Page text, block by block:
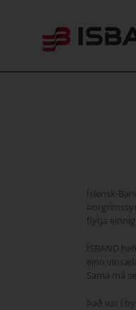
Íslensk-
flytja
ÍSBAND
einn
Sama má
Það var í